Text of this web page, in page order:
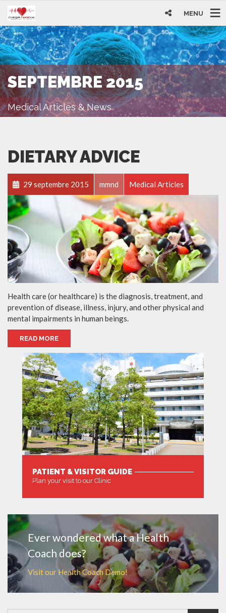
MENU
SEPTEMBRE 2015
Medical Articles & News
DIETARY ADVICE
29 septembre 2015 mmnd Medical Articles
Health care (or healthcare) is the diagnosis, treatment, and
prevention of disease, illness, injury, and other physical and
mental impairments in human beings.
READ MORE
PATIENT & VISITOR GUIDE
Plan your visit to our Clinic
Ever wondered what a Health
Coach does?
Visit our Health Coach Demo!